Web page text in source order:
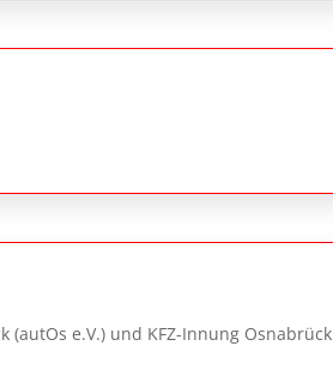
e.V.) und KFZ-Innung Osnabrück